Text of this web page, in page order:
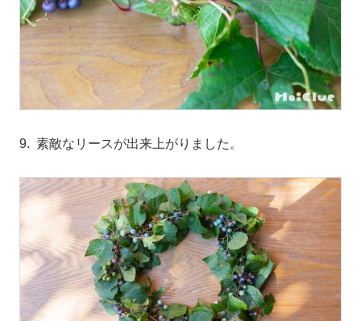
9. 素敵なリースが出来上がりました。